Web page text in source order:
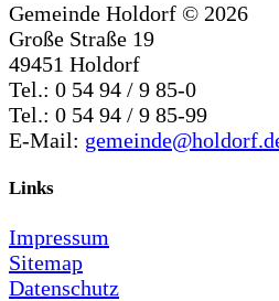
Gemeinde Holdorf © 2026
Große Straße 19
49451 Holdorf
Tel.: 0 54 94 / 9 85-0
Tel.: 0 54 94 / 9 85-99
E-Mail:
Links
Impressum
Sitemap
Datenschutz